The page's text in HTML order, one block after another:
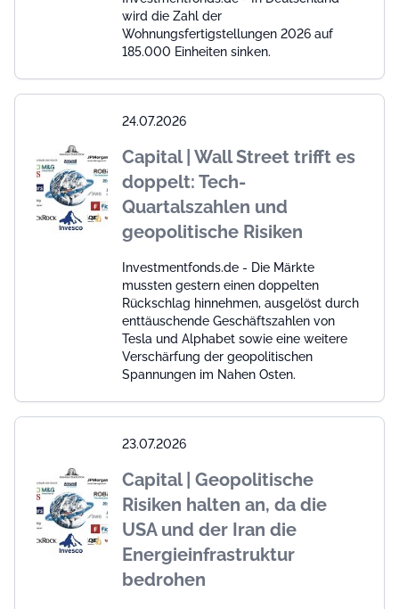
wird die Zahl der
Wohnungsfertigstellungen 2026 auf
185.000 Einheiten sinken.
24.07.2026
Capital | Wall Street trifft es
doppelt: Tech-
Quartalszahlen und
geopolitische Risiken
Investmentfonds.de - Die Märkte
mussten gestern einen doppelten
Rückschlag hinnehmen, ausgelöst durch
enttäuschende Geschäftszahlen von
Tesla und Alphabet sowie eine weitere
Verschärfung der geopolitischen
Spannungen im Nahen Osten.
23.07.2026
Capital | Geopolitische
Risiken halten an, da die
USA und der Iran die
Energieinfrastruktur
bedrohen